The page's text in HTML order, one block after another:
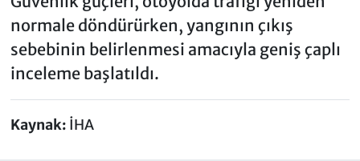
normale döndürürken, yangının çıkış
sebebinin belirlenmesi amacıyla geniş çaplı
inceleme başlatıldı.
Kaynak: İHA